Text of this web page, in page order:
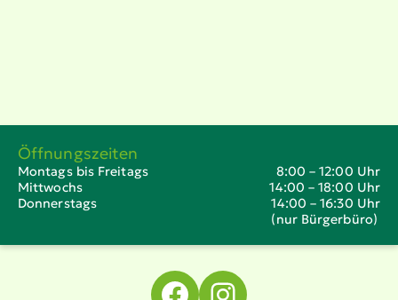
Öffnungszeiten
Montags bis Freitags
8:00 – 12:00 Uhr
Mittwochs
14:00 – 18:00 Uhr
Donnerstags
14:00 – 16:30 Uhr
(nur Bürgerbüro)